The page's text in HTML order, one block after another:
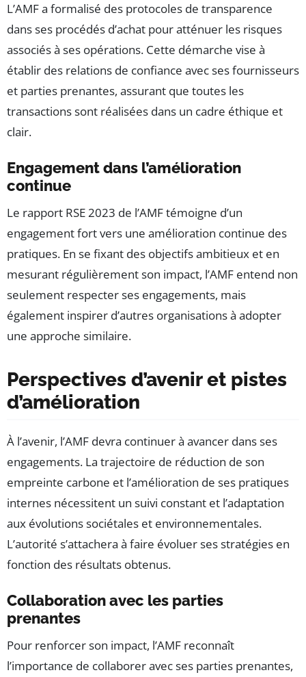
L’AMF a formalisé des protocoles de transparence
dans ses procédés d’achat pour atténuer les risques
associés à ses opérations. Cette démarche vise à
établir des relations de confiance avec ses fournisseurs
et parties prenantes, assurant que toutes les
transactions sont réalisées dans un cadre éthique et
clair.
Engagement dans l’amélioration
continue
Le rapport RSE 2023 de l’AMF témoigne d’un
engagement fort vers une amélioration continue des
pratiques. En se fixant des objectifs ambitieux et en
mesurant régulièrement son impact, l’AMF entend non
seulement respecter ses engagements, mais
également inspirer d’autres organisations à adopter
une approche similaire.
Perspectives d’avenir et pistes
d’amélioration
À l’avenir, l’AMF devra continuer à avancer dans ses
engagements. La trajectoire de réduction de son
empreinte carbone et l’amélioration de ses pratiques
internes nécessitent un suivi constant et l’adaptation
aux évolutions sociétales et environnementales.
L’autorité s’attachera à faire évoluer ses stratégies en
fonction des résultats obtenus.
Collaboration avec les parties
prenantes
Pour renforcer son impact, l’AMF reconnaît
l’importance de collaborer avec ses parties prenantes,